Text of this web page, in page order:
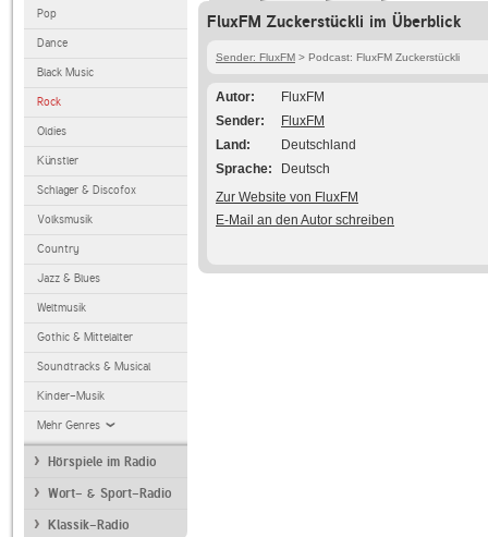
Pop
Dance
Black Music
Rock
Oldies
Künstler
Schlager & Discofox
Volksmusik
Country
Jazz & Blues
Weltmusik
Gothic & Mittelalter
Soundtracks & Musical
Kinder-Musik
Mehr Genres
Hörspiele im Radio
Wort- & Sport-Radio
Klassik-Radio
FluxFM Zuckerstückli im Überblick
Sender: FluxFM > Podcast: FluxFM Zuckerstückli
Autor
FluxFM
Sender
FluxFM
Land
Deutschland
Sprache
Deutsch
Zur Website von FluxFM
E-Mail an den Autor schreiben